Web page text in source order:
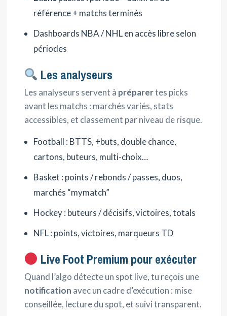
référence + matchs terminés
Dashboards NBA / NHL en accès libre selon
périodes
Les analyseurs
Les analyseurs servent à préparertes picks
avant les matchs : marchés variés, stats
accessibles, et classement par niveau de risque.
Football : BTTS, +buts, double chance,
cartons, buteurs, multi-choix…
Basket : points / rebonds / passes, duos,
marchés “mymatch”
Hockey : buteurs / décisifs, victoires, totals
NFL : points, victoires, marqueurs TD
Live Foot Premium pour exécuter
Quand l’algo détecte un spot live, tu reçois une
notification avec un cadre d’exécution : mise
conseillée, lecture du spot, et suivi transparent.